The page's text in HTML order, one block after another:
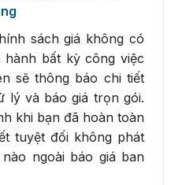
sách giá không có
bất kỳ công việc
sẽ thông báo chi tiết
lý và báo giá trọn gói.
khi bạn đã hoàn toàn
tuyệt đối không phát
ngoài báo giá ban